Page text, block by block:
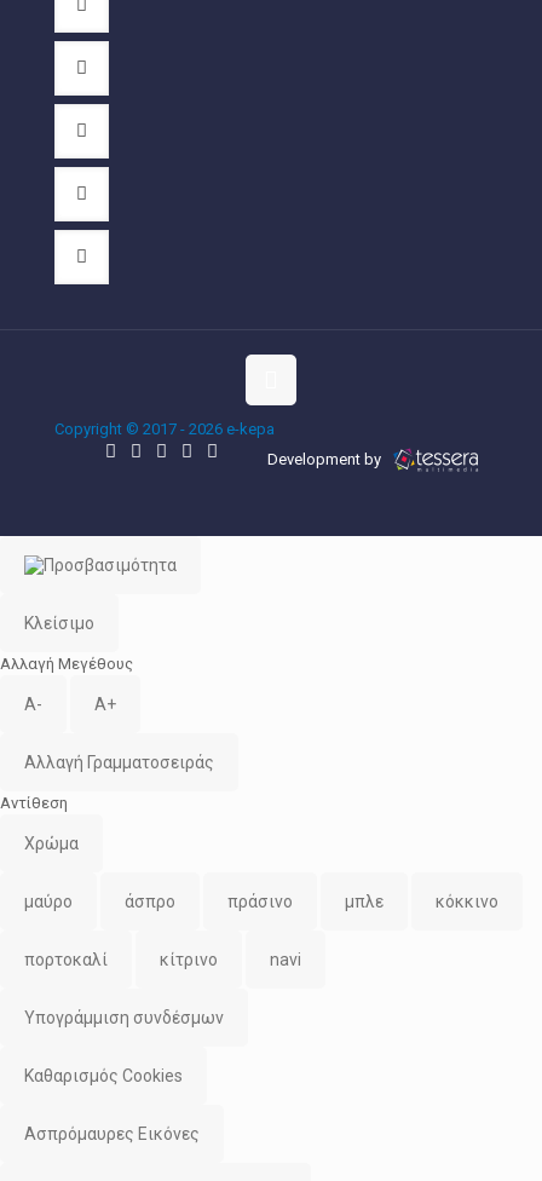
Copyright © 2017 - 2026 e-kepa
Development by
Κλείσιμο
Αλλαγή Μεγέθους
A- A+
Αλλαγή Γραμματοσειράς
Αντίθεση
Χρώμα
μαύρο άσπρο πράσινο μπλε κόκκινο
πορτοκαλί κίτρινο navi
Υπογράμμιση συνδέσμων
Καθαρισμός Cookies
Ασπρόμαυρες Εικόνες